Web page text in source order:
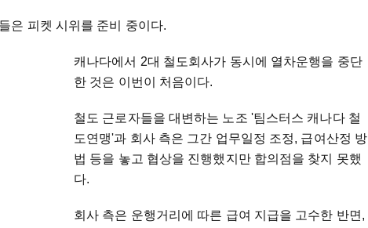
은 피켓 시위를 준비 중이다.
캐나다에서 2대 철도회사가 동시에 열차운행을 중단
한 것은 이번이 처음이다.
철도 근로자들을 대변하는 노조 '팀스터스 캐나다 철
도연맹'과 회사 측은 그간 업무일정 조정, 급여산정 방
법 등을 놓고 협상을 진행했지만 합의점을 찾지 못했
다.
회사 측은 운행거리에 따른 급여 지급을 고수한 반면,